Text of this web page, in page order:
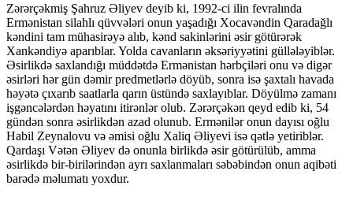
Zərərçəkmiş Şahruz Əliyev deyib ki, 1992-ci ilin fevralında
Ermənistan silahlı qüvvələri onun yaşadığı Xocavəndin Qaradağlı
kəndini tam mühasirəyə alıb, kənd sakinlərini əsir götürərək
Xankəndiyə aparıblar. Yolda cavanların əksəriyyətini güllələyiblər.
Əsirlikdə saxlandığı müddətdə Ermənistan hərbçiləri onu və digər
əsirləri hər gün dəmir predmetlərlə döyüb, sonra isə şaxtalı havada
həyətə çıxarıb saatlarla qarın üstündə saxlayıblar. Döyülmə zamanı
işgəncələrdən həyatını itirənlər olub. Zərərçəkən qeyd edib ki, 54
gündən sonra əsirlikdən azad olunub. Ermənilər onun dayısı oğlu
Habil Zeynalovu və əmisi oğlu Xaliq Əliyevi isə qətlə yetiriblər.
Qardaşı Vətən Əliyev də onunla birlikdə əsir götürülüb, amma
əsirlikdə bir-birilərindən ayrı saxlanmaları səbəbindən onun aqibəti
barədə məlumatı yoxdur.